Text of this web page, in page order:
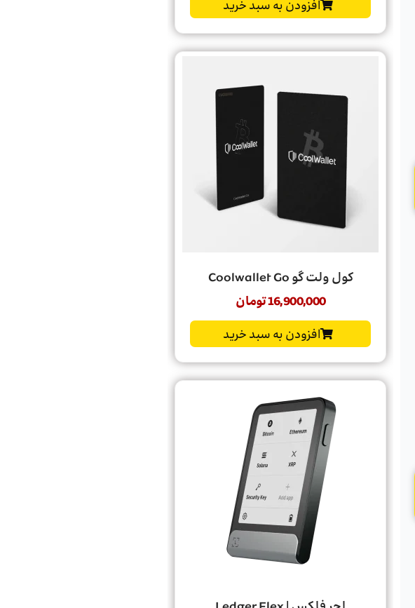
افزودن به سبد خرید
کول ولت گو Coolwallet Go
16,900,000تومان
افزودن به سبد خرید